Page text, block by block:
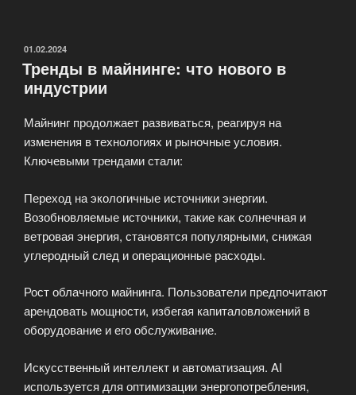
рассчитать
прибыль»
ОПУБЛИКОВАНО
01.02.2024
Тренды в майнинге: что нового в
индустрии
Майнинг продолжает развиваться, реагируя на
изменения в технологиях и рыночные условия.
Ключевыми трендами стали:
Переход на экологичные источники энергии.
Возобновляемые источники, такие как солнечная и
ветровая энергия, становятся популярными, снижая
углеродный след и операционные расходы.
Рост облачного майнинга. Пользователи предпочитают
арендовать мощности, избегая капиталовложений в
оборудование и его обслуживание.
Искусственный интеллект и автоматизация. AI
используется для оптимизации энергопотребления,